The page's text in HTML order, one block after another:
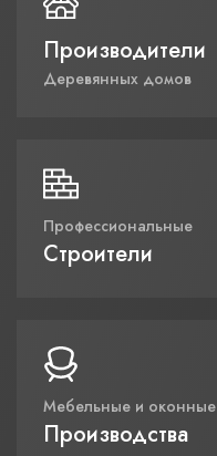
Производители
Деревянных домов
Профессиональные
Строители
Мебельные и оконные
Производства